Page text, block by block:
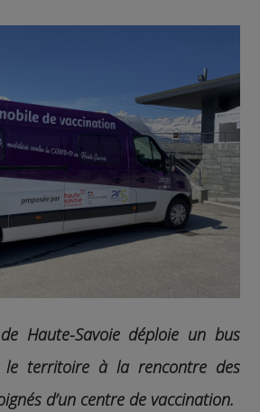
Haute-Savoie déploie un bus
territoire à la rencontre des
d’un centre de vaccination.